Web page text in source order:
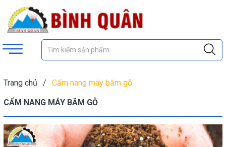
Trang chủ / Cẩm nang máy băm gỗ
CẨM NANG MÁY BĂM GỖ